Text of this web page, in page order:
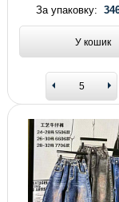
За упаковку:
У кошик